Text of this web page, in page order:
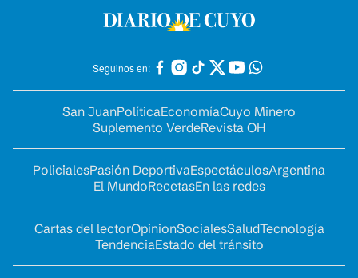
Seguinos en:
San JuanPolíticaEconomíaCuyo Minero
Suplemento VerdeRevista OH
PolicialesPasión DeportivaEspectáculosArgentina
El MundoRecetasEn las redes
Cartas del lectorOpinionSocialesSaludTecnología
TendenciaEstado del tránsito